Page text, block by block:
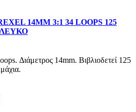
14MM 3:1 34 LOOPS 125
Διάμετρος 14mm. Βιβλιοδετεί 125